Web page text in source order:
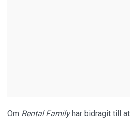
Om Rental Familyhar bidragit till